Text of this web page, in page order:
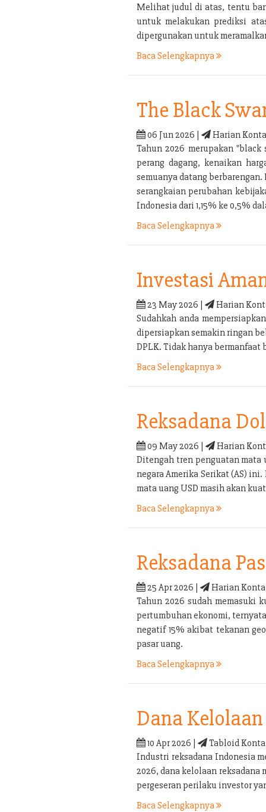
Melihat judul di atas, tentu
untuk melakukan prediksi
dipergunakan untuk
Baca Selengkapnya
The Black
06 Jun 2026 |
Harian
Tahun 2026 merupakan
perang dagang, kenaikan
semuanya datang
serangkaian perubahan
Indonesia dari 1,15% ke 0,5%
Baca Selengkapnya
Investasi
23 May 2026 |
Harian
Sudahkah anda
dipersiapkan semakin ringan
DPLK. Tidak hanya
Baca Selengkapnya
Reksadana
09 May 2026 |
Harian
Ditengah tren penguatan mata
negara Amerika Serikat (AS)
mata uang USD masih akan
Baca Selengkapnya
Reksadana
25 Apr 2026 |
Harian
Tahun 2026 sudah memasuki
pertumbuhan ekonomi,
negatif 15% akibat tekanan
pasar uang.
Baca Selengkapnya
Dana
10 Apr 2026 |
Tabloid
Industri reksadana Indonesia
2026, dana kelolaan
pergeseran perilaku investor
Baca Selengkapnya